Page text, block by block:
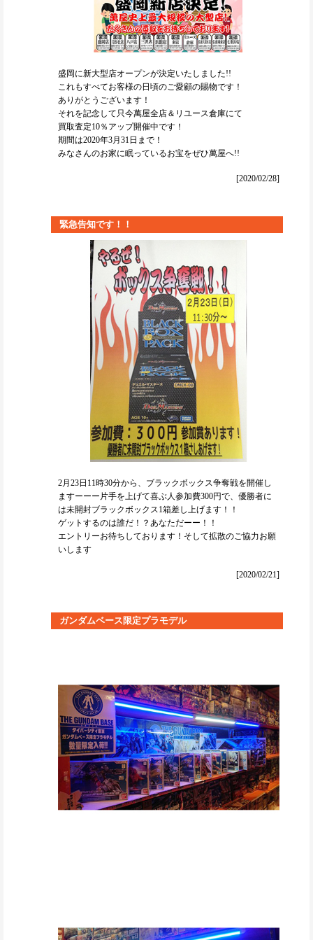
盛岡に新大型店オープンが決定いたしました!!
これもすべてお客様の日頃のご愛顧の賜物です！
ありがとうございます！
それを記念して只今萬屋全店＆リユース倉庫にて
買取査定10％アップ開催中です！
期間は2020年3月31日まで！
みなさんのお家に眠っているお宝をぜひ萬屋へ!!
[2020/02/28]
緊急告知です！！
2月23日11時30分から、ブラックボックス争奪戦を開催し
ますーーー片手を上げて喜ぶ人参加費300円で、優勝者に
は未開封ブラックボックス1箱差し上げます！！
ゲットするのは誰だ！？あなただーー！！
エントリーお待ちしております！そして拡散のご協力お願
いします
[2020/02/21]
ガンダムベース限定プラモデル